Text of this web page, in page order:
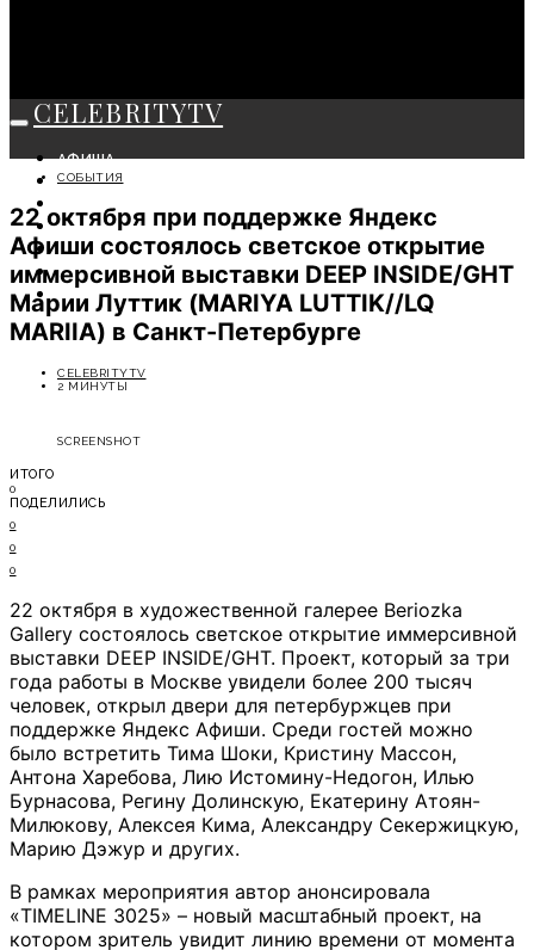
CELEBRITYTV
АФИША
СОБЫТИЯ
КРАСОТА
МОДА
ЛИЧНОСТЬ
ОТДЫХ
СОВЕТЫ ЭКСПЕРТОВ
СОБЫТИЯ
22 октября при поддержке Яндекс
Афиши состоялось светское открытие
иммерсивной выставки DEEP INSIDE/GHT
Марии Луттик (MARIYA LUTTIK//LQ
MARIIA) в Санкт-Петербурге
CELEBRITYTV
2 МИНУТЫ
SCREENSHOT
ИТОГО
0
ПОДЕЛИЛИСЬ
0
0
0
22 октября в художественной галерее Beriozka
Gallery состоялось светское открытие иммерсивной
выставки DEEP INSIDE/GHT. Проект, который за три
года работы в Москве увидели более 200 тысяч
человек, открыл двери для петербуржцев при
поддержке Яндекс Афиши. Среди гостей можно
было встретить Тима Шоки, Кристину Массон,
Антона Харебова, Лию Истомину-Недогон, Илью
Бурнасова, Регину Долинскую, Екатерину Атоян-
Милюкову, Алексея Кима, Александру Секержицкую,
Марию Дэжур и других.
В рамках мероприятия автор анонсировала
«TIMELINE 3025» – новый масштабный проект, на
котором зритель увидит линию времени от момента